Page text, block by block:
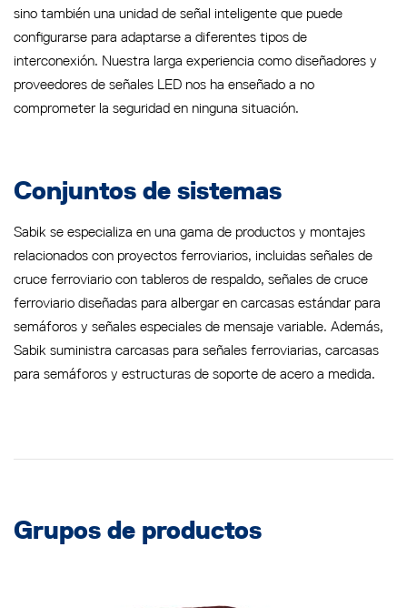
sino también una unidad de señal inteligente que puede
configurarse para adaptarse a diferentes tipos de
interconexión. Nuestra larga experiencia como diseñadores y
proveedores de señales LED nos ha enseñado a no
comprometer la seguridad en ninguna situación.
Conjuntos de sistemas
Sabik se especializa en una gama de productos y montajes
relacionados con proyectos ferroviarios, incluidas señales de
cruce ferroviario con tableros de respaldo, señales de cruce
ferroviario diseñadas para albergar en carcasas estándar para
semáforos y señales especiales de mensaje variable. Además,
Sabik suministra carcasas para señales ferroviarias, carcasas
para semáforos y estructuras de soporte de acero a medida.
Grupos de productos